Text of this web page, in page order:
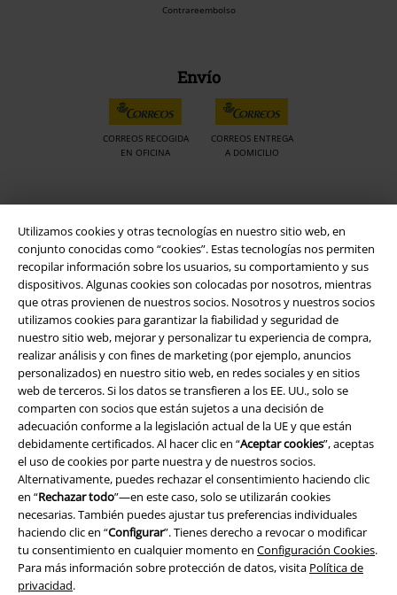
Utilizamos cookies y otras tecnologías en nuestro sitio web, en
conjunto conocidas como “cookies”. Estas tecnologías nos permiten
recopilar información sobre los usuarios, su comportamiento y sus
dispositivos. Algunas cookies son colocadas por nosotros, mientras
que otras provienen de nuestros socios. Nosotros y nuestros socios
utilizamos cookies para garantizar la fiabilidad y seguridad de
nuestro sitio web, mejorar y personalizar tu experiencia de compra,
realizar análisis y con fines de marketing (por ejemplo, anuncios
personalizados) en nuestro sitio web, en redes sociales y en sitios
web de terceros. Si los datos se transfieren a los EE. UU., solo se
comparten con socios que están sujetos a una decisión de
adecuación conforme a la legislación actual de la UE y que están
debidamente certificados. Al hacer clic en “Aceptar cookies”, aceptas
el uso de cookies por parte nuestra y de nuestros socios.
Alternativamente, puedes rechazar el consentimiento haciendo clic
en “Rechazar todo”—en este caso, solo se utilizarán cookies
necesarias. También puedes ajustar tus preferencias individuales
haciendo clic en “Configurar”. Tienes derecho a revocar o modificar
tu consentimiento en cualquier momento en Configuración Cookies.
Para más información sobre protección de datos, visita Política de
privacidad.
Contrareembolso
Envío
CORREOS RECOGIDA
EN OFICINA
CORREOS ENTREGA
A DOMICILIO
¡Descarga la nueva App EMP totalmente GRATIS y disfruta de todas
sus nuevas funciones y ventajas!
A Warner Music Group Company
Seguridad